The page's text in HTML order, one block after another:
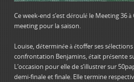
Ce week-end s’est déroulé le Meeting 36
meeting pour la saison.
Louise, déterminée à étoffer ses
confrontation Benjamins, était présente
L’occasion pour elle de s’illustrer sur
demi-finale et finale. Elle termine